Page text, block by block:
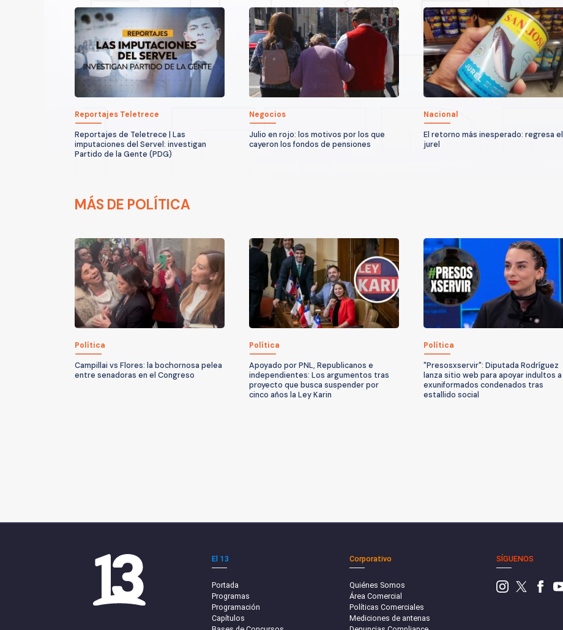
Reportajes Teletrece
Reportajes de Teletrece | Las
imputaciones del Servel: investigan
Partido de la Gente (PDG)
Negocios
Julio en rojo: los motivos por los que
cayeron los fondos de pensiones
Nacional
El retorno más inesperado: regresa el
jurel
MÁS DE POLÍTICA
Política
Campillai vs Flores: la bochornosa pelea
entre senadoras en el Congreso
Política
Apoyado por PNL, Republicanos e
independientes: Los argumentos tras
proyecto que busca suspender por
cinco años la Ley Karin
Política
"Presosxservir": Diputada Rodríguez
lanza sitio web para apoyar indultos a
exuniformados condenados tras
estallido social
El 13
Portada
Programas
Programación
Capítulos
Corporativo
Quiénes Somos
Área Comercial
Políticas Comerciales
Mediciones de antenas
SÍGUENOS